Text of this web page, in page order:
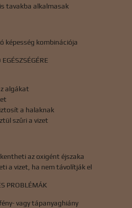
tavakba alkalmasak
képesség kombinációja
algákat
a halaknak
szűri a vizet
az oxigént éjszaka
a vizet, ha nem távolítják el
PROBLÉMÁK
vagy tápanyaghiány